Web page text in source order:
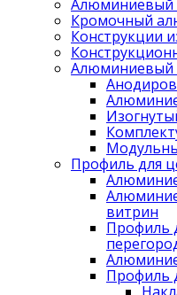
Алюминиевый
Кромочный
Конструкции
Алюминиевый
Профиль для
витрин
Профиль
Профиль